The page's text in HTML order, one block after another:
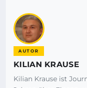
AUTOR
KILIAN KRAUSE
Kilian Krause ist